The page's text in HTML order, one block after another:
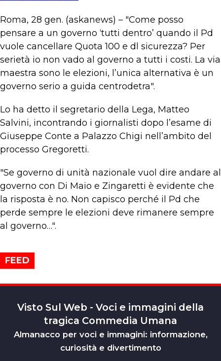
Roma, 28 gen. (askanews) – "Come posso
pensare a un governo ‘tutti dentro’ quando il Pd
vuole cancellare Quota 100 e dl sicurezza? Per
serietà io non vado al governo a tutti i costi. La via
maestra sono le elezioni, l’unica alternativa è un
governo serio a guida centrodetra".
Lo ha detto il segretario della Lega, Matteo
Salvini, incontrando i giornalisti dopo l’esame di
Giuseppe Conte a Palazzo Chigi nell’ambito del
processo Gregoretti.
"Se governo di unità nazionale vuol dire andare al
governo con Di Maio e Zingaretti è evidente che
la risposta è no. Non capisco perché il Pd che
perde sempre le elezioni deve rimanere sempre
al governo…".
FEED
Visto Sul Web - Voci e immagini della
tragica Commedia Umana
Almanacco per voci e immagini: informazione,
curiosità e divertimento